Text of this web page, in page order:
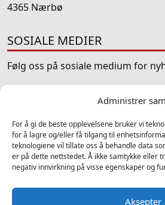
Administrer
For å gi de beste opplevelsene bruker vi
for å lagre og/eller få tilgang til
teknologiene vil tillate oss å behandle data
er på dette nettstedet. Å ikke samtykke eller
negativ innvirkning på visse egenskaper og
Aksepter
4365 Nærbø
SOSIALE MEDIER
Følg oss på sosiale medium for
FacebookInstagram
2025 © Vitengarden - Alle
Computers-